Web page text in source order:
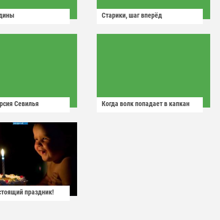
Старики, шаг вперёд
Севилья Когда волк попадает в капкан
праздник!